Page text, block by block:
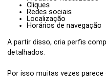
Cliques
Redes sociais
Localização
Horários de navegação
A partir disso, cria perfis
detalhados.
Por isso muitas vezes parece